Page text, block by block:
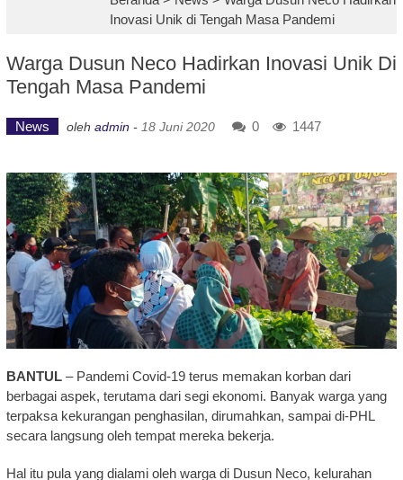
Inovasi Unik di Tengah Masa Pandemi
Warga Dusun Neco Hadirkan Inovasi Unik Di
Tengah Masa Pandemi
News oleh admin - 18 Juni 2020 0 1447
BANTUL– Pandemi Covid-19 terus memakan korban dari
berbagai aspek, terutama dari segi ekonomi. Banyak warga yang
terpaksa kekurangan penghasilan, dirumahkan, sampai di-PHL
secara langsung oleh tempat mereka bekerja.
Hal itu pula yang dialami oleh warga di Dusun Neco, kelurahan